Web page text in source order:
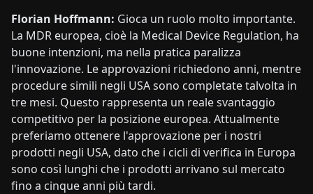
Florian Hoffmann: Gioca un ruolo molto importante.
La MDR europea, cioè la Medical Device Regulation, ha
buone intenzioni, ma nella pratica paralizza
l'innovazione. Le approvazioni richiedono anni, mentre
procedure simili negli USA sono completate talvolta in
tre mesi. Questo rappresenta un reale svantaggio
competitivo per la posizione europea. Attualmente
preferiamo ottenere l'approvazione per i nostri
prodotti negli USA, dato che i cicli di verifica in Europa
sono così lunghi che i prodotti arrivano sul mercato
fino a cinque anni più tardi.